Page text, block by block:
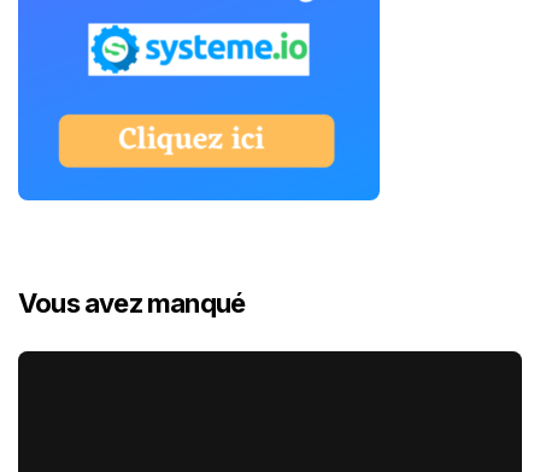
Vous avez manqué